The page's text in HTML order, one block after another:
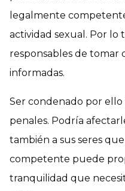
legalmente
actividad sexual. Por lo
responsables de tomar
informadas.
Ser condenado por ello
penales. Podría
también a sus seres
competente puede
tranquilidad que